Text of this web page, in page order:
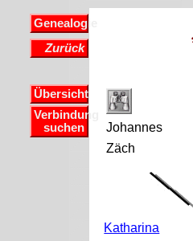
Genealogie
Zurück
Übersicht
Verbindung
suchen
Johannes
Zäch
Katharina